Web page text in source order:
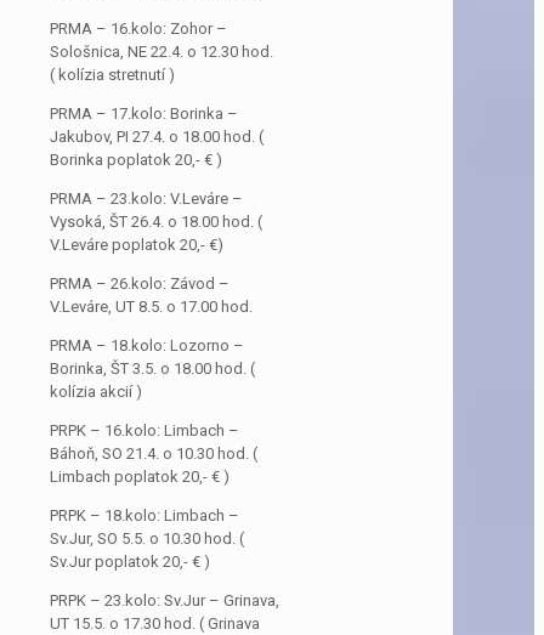
PRMA – 16.kolo: Zohor –
Sološnica, NE 22.4. o 12.30 hod.
( kolízia stretnutí )
PRMA – 17.kolo: Borinka –
Jakubov, PI 27.4. o 18.00 hod. (
Borinka poplatok 20,- € )
PRMA – 23.kolo: V.Leváre –
Vysoká, ŠT 26.4. o 18.00 hod. (
V.Leváre poplatok 20,- €)
PRMA – 26.kolo: Závod –
V.Leváre, UT 8.5. o 17.00 hod.
PRMA – 18.kolo: Lozorno –
Borinka, ŠT 3.5. o 18.00 hod. (
kolízia akcií )
PRPK – 16.kolo: Limbach –
Báhoň, SO 21.4. o 10.30 hod. (
Limbach poplatok 20,- € )
PRPK – 18.kolo: Limbach –
Sv.Jur, SO 5.5. o 10.30 hod. (
Sv.Jur poplatok 20,- € )
PRPK – 23.kolo: Sv.Jur – Grinava,
UT 15.5. o 17.30 hod. ( Grinava